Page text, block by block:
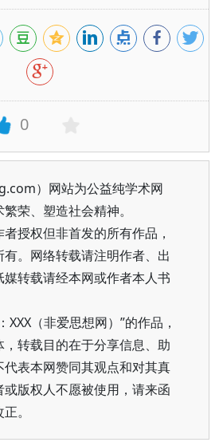
0
）网站为公益纯学术网
荣、塑造社会精神。
授权但非首发的所有作品，
。网络转载请注明作者、出
转载请经本网或作者本人书
XXX（非爱思想网）”的作品，
转载目的在于分享信息、助
表本网赞同其观点和对其真
版权人不愿被使用，请来函
。